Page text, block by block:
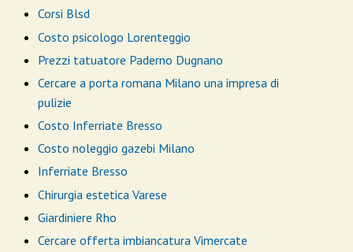
Corsi Blsd
Costo psicologo Lorenteggio
Prezzi tatuatore Paderno Dugnano
Cercare a porta romana Milano una impresa di
pulizie
Costo Inferriate Bresso
Costo noleggio gazebi Milano
Inferriate Bresso
Chirurgia estetica Varese
Giardiniere Rho
Cercare offerta imbiancatura Vimercate